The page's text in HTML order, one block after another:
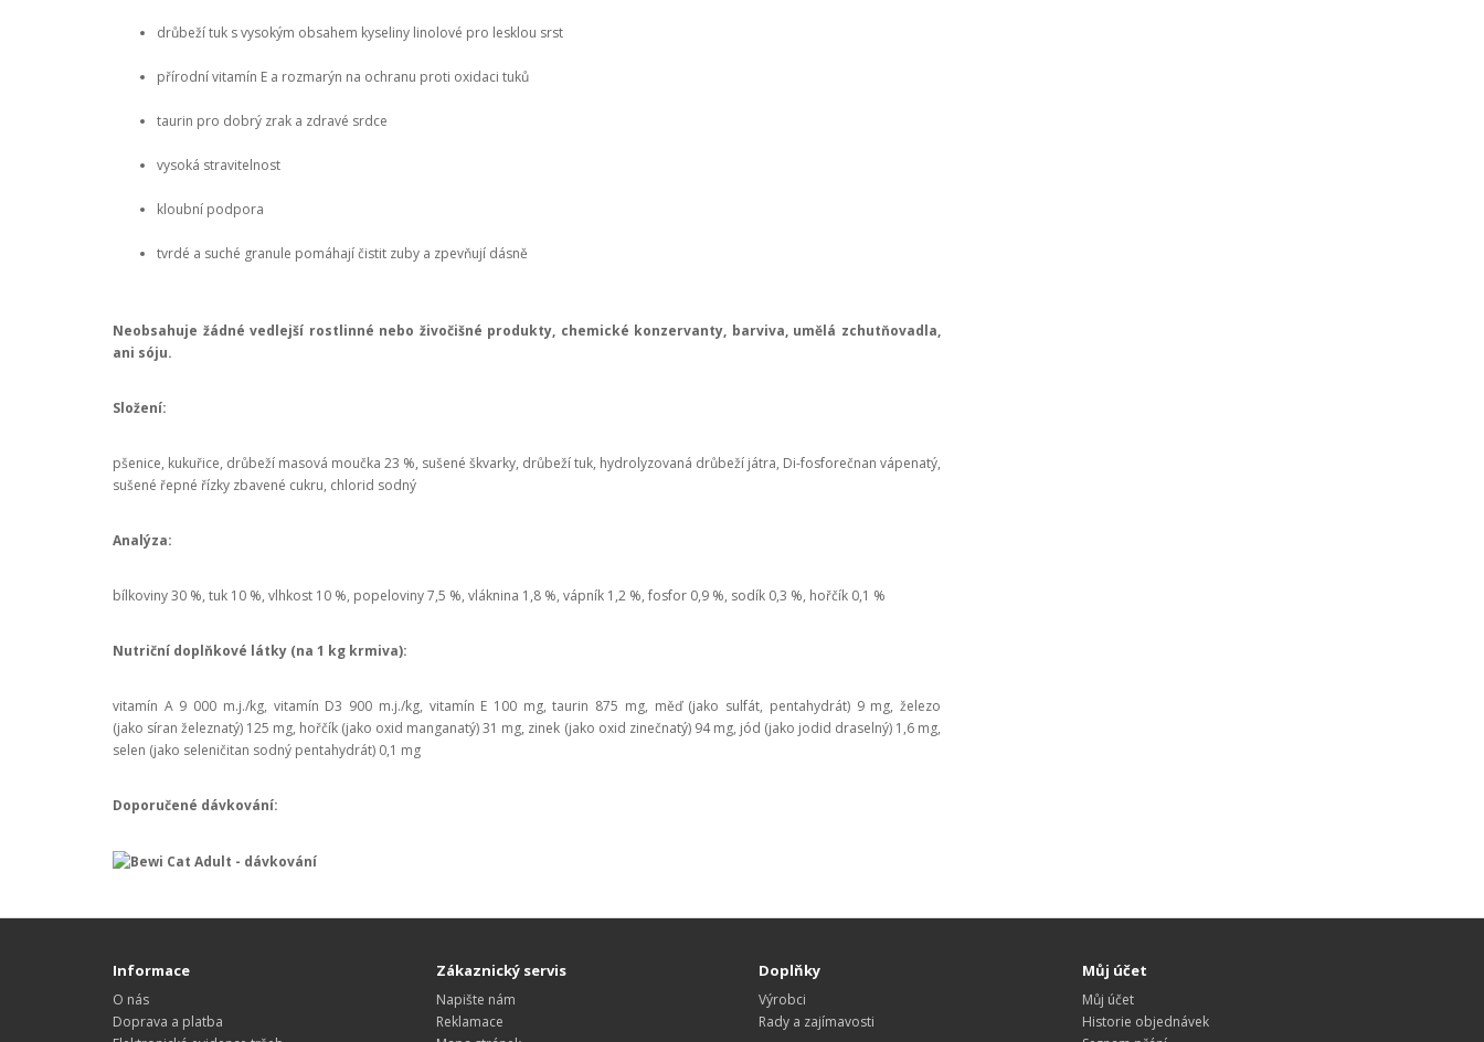
drůbeží tuk s vysokým obsahem kyseliny linolové pro lesklou srst
přírodní vitamín E a rozmarýn na ochranu proti oxidaci tuků
taurin pro dobrý zrak a zdravé srdce
vysoká stravitelnost
kloubní podpora
tvrdé a suché granule pomáhají čistit zuby a zpevňují dásně
Neobsahuje žádné vedlejší rostlinné nebo živočišné produkty, chemické konzervanty, barviva, umělá zchutňovadla,
ani sóju.
Složení:
pšenice, kukuřice, drůbeží masová moučka 23 %, sušené škvarky, drůbeží tuk, hydrolyzovaná drůbeží játra, Di-fosforečnan vápenatý,
sušené řepné řízky zbavené cukru, chlorid sodný
Analýza:
bílkoviny 30 %, tuk 10 %, vlhkost 10 %, popeloviny 7,5 %, vláknina 1,8 %, vápník 1,2 %, fosfor 0,9 %, sodík 0,3 %, hořčík 0,1 %
Nutriční doplňkové látky (na 1 kg krmiva):
vitamín A 9 000 m.j./kg, vitamín D3 900 m.j./kg, vitamín E 100 mg, taurin 875 mg, měď (jako sulfát, pentahydrát) 9 mg, železo
(jako síran železnatý) 125 mg, hořčík (jako oxid manganatý) 31 mg, zinek (jako oxid zinečnatý) 94 mg, jód (jako jodid draselný) 1,6 mg,
selen (jako seleničitan sodný pentahydrát) 0,1 mg
Doporučené dávkování:
Informace
O nás
Doprava a platba
Zákaznický servis
Napište nám
Reklamace
Doplňky
Výrobci
Rady a zajímavosti
Můj účet
Můj účet
Historie objednávek